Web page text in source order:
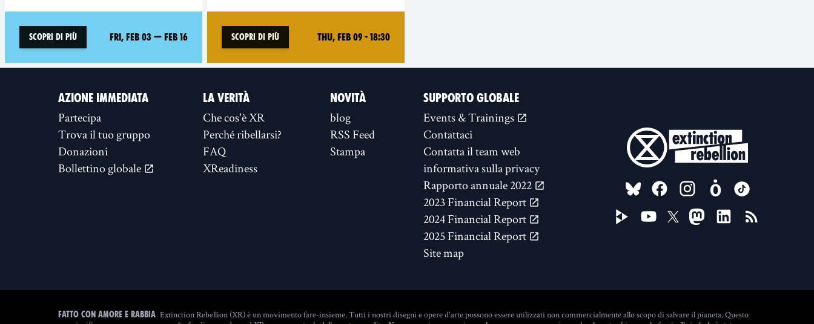
Scopri di più Fri, Feb 03 — Feb 16 Scopri di più Thu, Feb 09 - 18:30
AZIONE IMMEDIATA
Partecipa
Trova il tuo gruppo
Donazioni
Bollettino globale
LA VERITÀ
Che cos'è XR
Perché ribellarsi?
FAQ
XReadiness
NOVITÀ
blog
RSS Feed
Stampa
SUPPORTO GLOBALE
Events & Trainings
Contattaci
Contatta il team web
informativa sulla privacy
Rapporto annuale 2022
2023 Financial Report
2024 Financial Report
2025 Financial Report
Site map
FOLLOW US ON
Fatto con amore e rabbia Extinction Rebellion (XR) è un movimento fare-insieme. Tutti i nostri disegni e opere d'arte possono essere utilizzati non commercialmente allo scopo di salvare il pianeta. Questo